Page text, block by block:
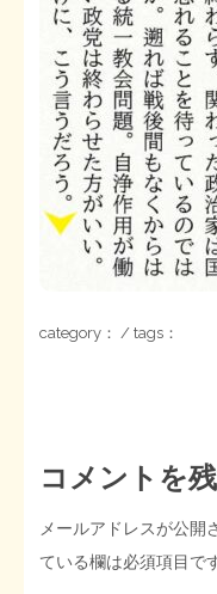
【国の、本当の】財源チ
シン財源はあなたです／
日本経済を解説するヤン
マネクリ戦士 RED &
MMTの学習資料
STOPインボイス作品集
たかの経世済民イラスト集
チラシ発行部数
会計報告
旧・財研出版について
会計報告
category： / tags：
コメントを
メールアドレスが公開
ている欄は必須項目で